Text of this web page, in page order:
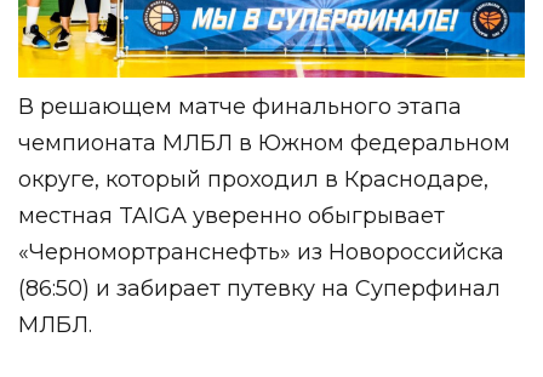
В решающем матче финального этапа
чемпионата МЛБЛ в Южном федеральном
округе, который проходил в Краснодаре,
местная TAIGA уверенно обыгрывает
«Черномортранснефть» из Новороссийска
(86:50) и забирает путевку на Суперфинал
МЛБЛ.